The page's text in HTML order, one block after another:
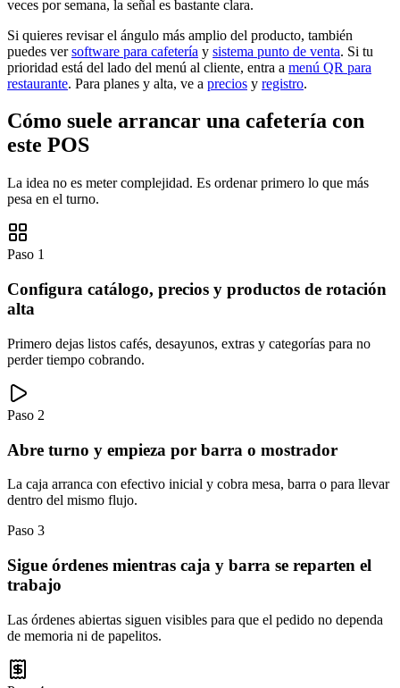
veces por semana, la señal es bastante clara.
Si quieres revisar el ángulo más amplio del producto, también
puedes versoftware para cafetería y sistema punto de venta. Si tu
prioridad está del lado del menú al cliente, entra a menú QR para
restaurante. Para planes y alta, ve a precios y registro.
Cómo suele arrancar una cafetería con
este POS
La idea no es meter complejidad. Es ordenar primero lo que más
pesa en el turno.
Paso 1
Configura catálogo, precios y productos de rotación
alta
Primero dejas listos cafés, desayunos, extras y categorías para no
perder tiempo cobrando.
Paso 2
Abre turno y empieza por barra o mostrador
La caja arranca con efectivo inicial y cobra mesa, barra o para llevar
dentro del mismo flujo.
Paso 3
Sigue órdenes mientras caja y barra se reparten el
trabajo
Las órdenes abiertas siguen visibles para que el pedido no dependa
de memoria ni de papelitos.